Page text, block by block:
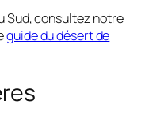
Sud, consultez notre
guide du désert de